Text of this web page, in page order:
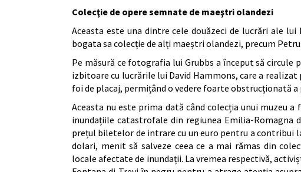
Colecţie de opere semnate de maeştri olandezi
Aceasta este una dintre cele douăzeci de lucrări ale
bogata sa colecție de alți maeștri olandezi, precum
Pe măsură ce fotografia lui Grubbs a început să
izbitoare cu lucrările lui David Hammons, care a
foi de placaj, permițând o vedere foarte obstrucționată
Aceasta nu este prima dată când colecția unui muzeu
inundațiile catastrofale din regiunea Emilia-Romagna
prețul biletelor de intrare cu un euro pentru a contribui
dolari, menit să salveze ceea ce a mai rămas din
locale afectate de inundații. La vremea respectivă,